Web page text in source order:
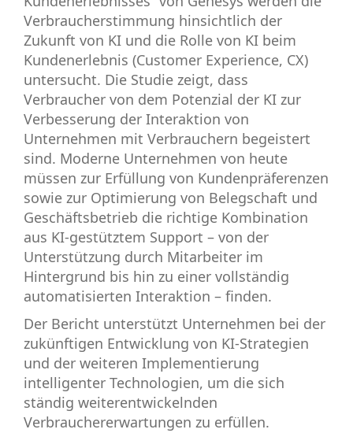
Verbraucherstimmung hinsichtlich der
Zukunft von KI und die Rolle von KI beim
Kundenerlebnis (Customer Experience, CX)
untersucht. Die Studie zeigt, dass
Verbraucher von dem Potenzial der KI zur
Verbesserung der Interaktion von
Unternehmen mit Verbrauchern begeistert
sind. Moderne Unternehmen von heute
müssen zur Erfüllung von Kundenpräferenzen
sowie zur Optimierung von Belegschaft und
Geschäftsbetrieb die richtige Kombination
aus KI-gestütztem Support – von der
Unterstützung durch Mitarbeiter im
Hintergrund bis hin zu einer vollständig
automatisierten Interaktion – finden.
Der Bericht unterstützt Unternehmen bei der
zukünftigen Entwicklung von KI-Strategien
und der weiteren Implementierung
intelligenter Technologien, um die sich
ständig weiterentwickelnden
Verbrauchererwartungen zu erfüllen.